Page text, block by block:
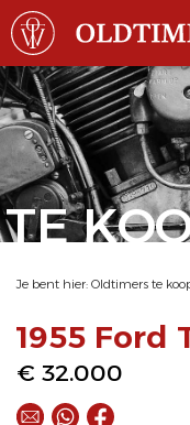
TE
Je bent hier: Oldtimers te
1955 Ford
€ 32.000